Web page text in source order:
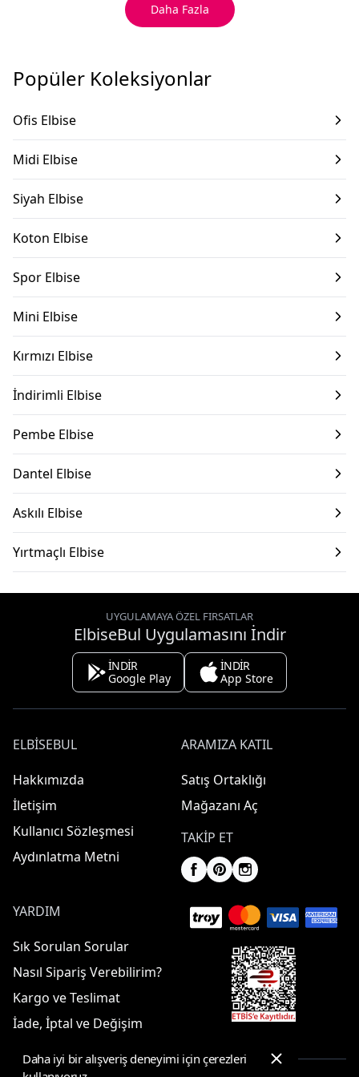
Daha Fazla
Popüler Koleksiyonlar
Ofis Elbise
Midi Elbise
Siyah Elbise
Koton Elbise
Spor Elbise
Mini Elbise
Kırmızı Elbise
İndirimli Elbise
Pembe Elbise
Dantel Elbise
Askılı Elbise
Yırtmaçlı Elbise
UYGULAMAYA ÖZEL FIRSATLAR
ElbiseBul Uygulamasını İndir
İNDİR
Google Play
İNDİR
App Store
ELBISEBUL
Hakkımızda
İletişim
Kullanıcı Sözleşmesi
Aydınlatma Metni
ARAMIZA KATIL
Satış Ortaklığı
Mağazanı Aç
TAKIP ET
YARDIM
Sık Sorulan Sorular
Nasıl Sipariş Verebilirim?
Kargo ve Teslimat
İade, İptal ve Değişim
Daha iyi bir alışveriş deneyimi için çerezleri